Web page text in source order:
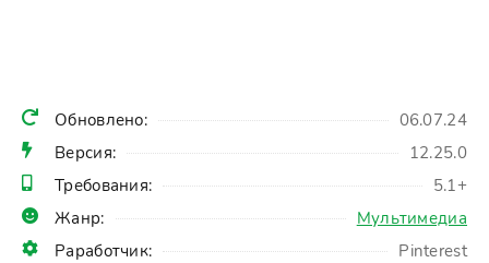
Обновлено:
06.07.24
Версия:
12.25.0
Требования:
5.1+
Жанр:
Мультимедиа
Раработчик:
Pinterest